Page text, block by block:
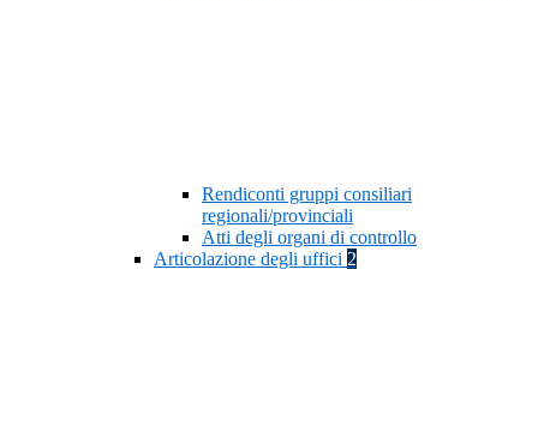
Rendiconti gruppi consiliari
regionali/provinciali
Atti degli organi di controllo
Articolazione degli uffici 2